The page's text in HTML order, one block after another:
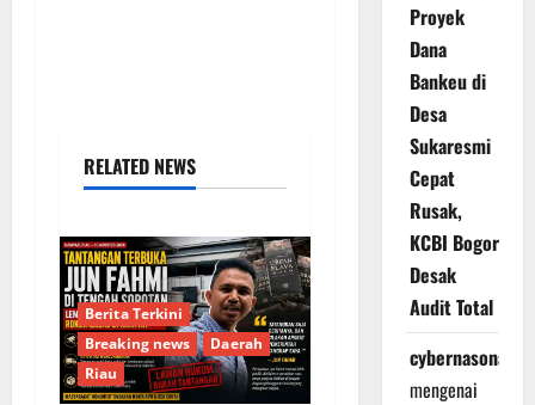
RELATED NEWS
Berita Terkini
Breaking news
Daerah
Riau
Proyek
Dana
Bankeu di
Desa
Sukaresmi
Cepat
Rusak,
KCBI Bogor
Desak
Audit Total
cybernasonal
mengenai